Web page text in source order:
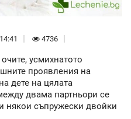
4736
усмихнатото
проявления на
дете на цялата
двама партньори се
някои съпружески двойки